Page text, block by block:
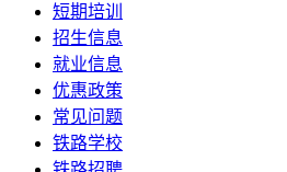
短期培训
招生信息
就业信息
优惠政策
常见问题
铁路学校